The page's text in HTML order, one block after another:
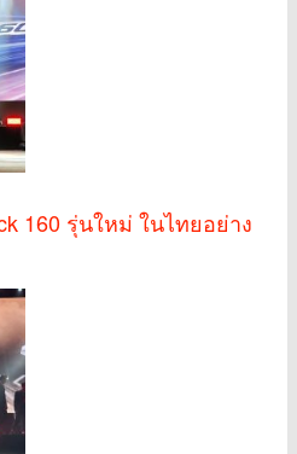
160 รุ่นใหม่ ในไทยอย่าง